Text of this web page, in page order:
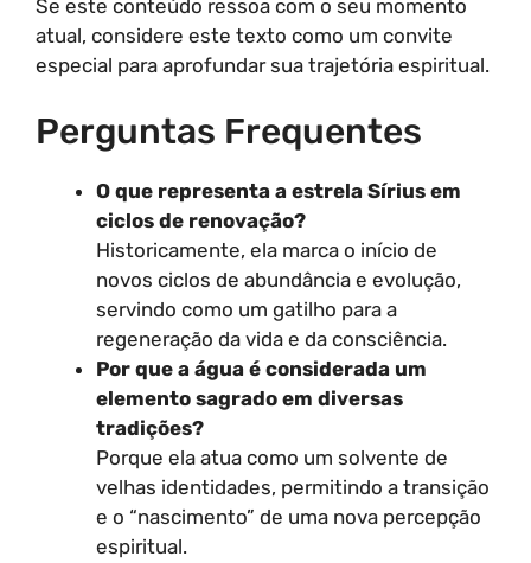
Se este conteúdo ressoa com o seu momento
atual, considere este texto como um convite
especial para aprofundar sua trajetória espiritual.
Perguntas Frequentes
O que representa a estrela Sírius em
ciclos de renovação?
Historicamente, ela marca o início de
novos ciclos de abundância e evolução,
servindo como um gatilho para a
regeneração da vida e da consciência.
Por que a água é considerada um
elemento sagrado em diversas
tradições?
Porque ela atua como um solvente de
velhas identidades, permitindo a transição
e o “nascimento” de uma nova percepção
espiritual.